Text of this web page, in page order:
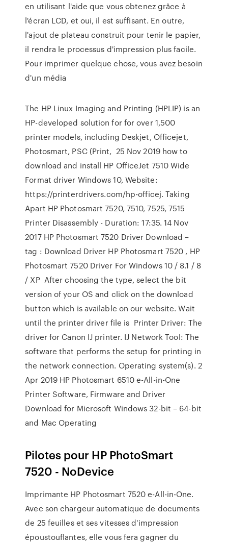
en utilisant l'aide que vous obtenez grâce à
l'écran LCD, et oui, il est suffisant. En outre,
l'ajout de plateau construit pour tenir le papier,
il rendra le processus d'impression plus facile.
Pour imprimer quelque chose, vous avez besoin
d'un média
The HP Linux Imaging and Printing (HPLIP) is an
HP-developed solution for for over 1,500
printer models, including Deskjet, Officejet,
Photosmart, PSC (Print, 25 Nov 2019 how to
download and install HP OfficeJet 7510 Wide
Format driver Windows 10, Website:
https://printerdrivers.com/hp-officej. Taking
Apart HP Photosmart 7520, 7510, 7525, 7515
Printer Disassembly - Duration: 17:35. 14 Nov
2017 HP Photosmart 7520 Driver Download –
tag : Download Driver HP Photosmart 7520 , HP
Photosmart 7520 Driver For Windows 10 / 8.1 / 8
/ XP After choosing the type, select the bit
version of your OS and click on the download
button which is available on our website. Wait
until the printer driver file is Printer Driver: The
driver for Canon IJ printer. IJ Network Tool: The
software that performs the setup for printing in
the network connection. Operating system(s). 2
Apr 2019 HP Photosmart 6510 e-All-in-One
Printer Software, Firmware and Driver
Download for Microsoft Windows 32-bit – 64-bit
and Mac Operating
Pilotes pour HP PhotoSmart
7520 - NoDevice
Imprimante HP Photosmart 7520 e-All-in-One.
Avec son chargeur automatique de documents
de 25 feuilles et ses vitesses d'impression
époustouflantes, elle vous fera gagner du